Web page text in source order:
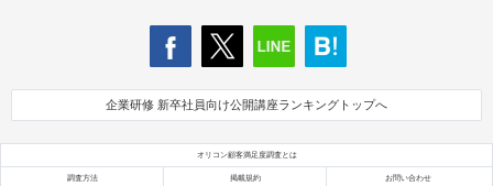
企業研修 新卒社員向け公開講座ランキングトップへ
オリコン顧客満足度調査とは
調査方法 掲載規約 お問い合わせ